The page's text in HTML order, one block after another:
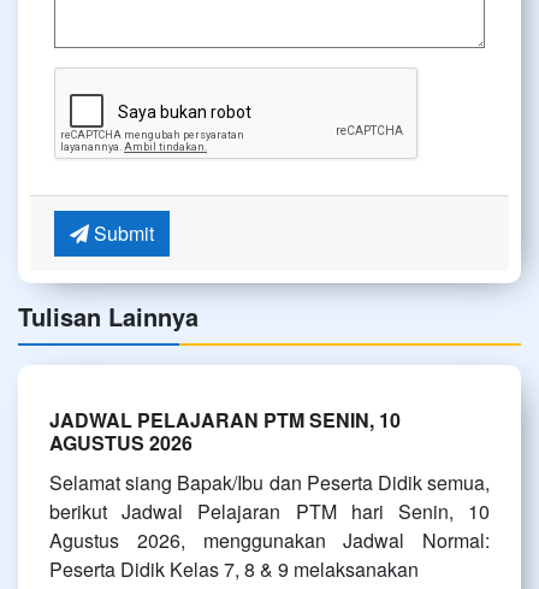
Submit
Tulisan Lainnya
JADWAL PELAJARAN PTM SENIN, 10
AGUSTUS 2026
Selamat siang Bapak/Ibu dan Peserta Didik semua,
berikut Jadwal Pelajaran PTM hari Senin, 10
Agustus 2026, menggunakan Jadwal Normal:
Peserta Didik Kelas 7, 8 & 9 melaksanakan